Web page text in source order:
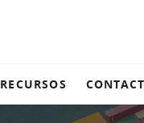
RECURSOS